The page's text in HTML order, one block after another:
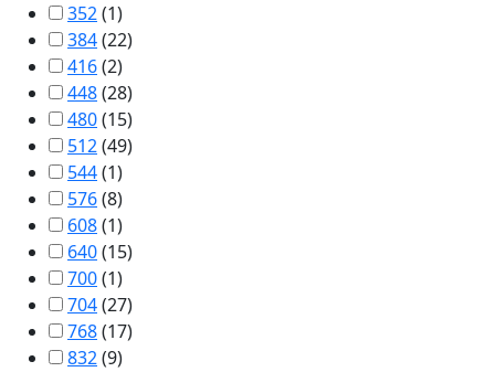
352(1)
384(22)
416(2)
448(28)
480(15)
512(49)
544(1)
576(8)
608(1)
640(15)
700(1)
704(27)
768(17)
832(9)